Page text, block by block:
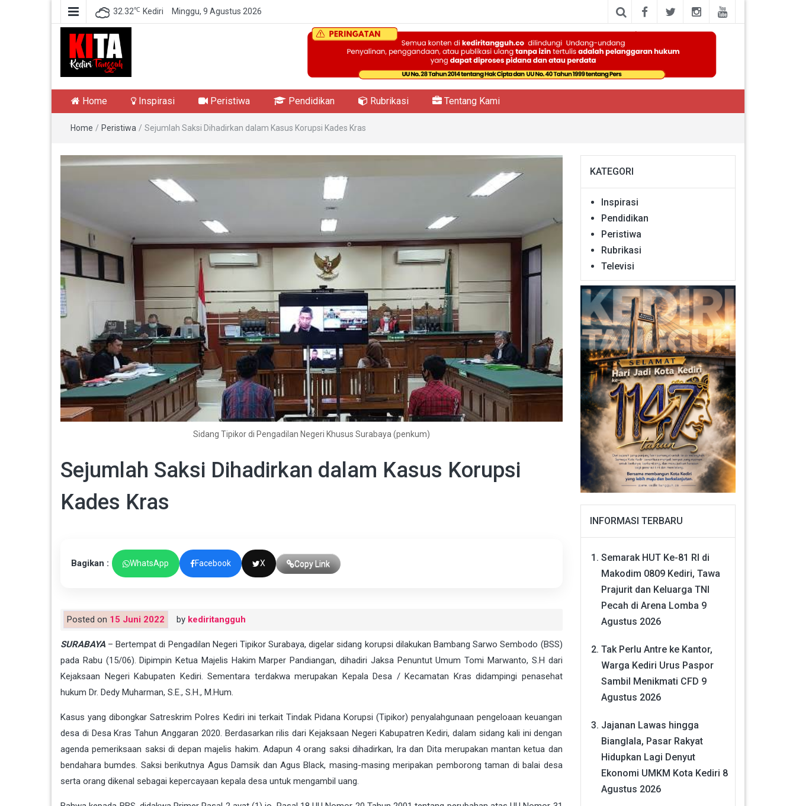
32.32℃ Kediri Minggu, 9 Agustus 2026
Kediri Tangguh
Home Inspirasi Peristiwa Pendidikan Rubrikasi Tentang Kami
Home / Peristiwa / Sejumlah Saksi Dihadirkan dalam Kasus Korupsi Kades Kras
Sidang Tipikor di Pengadilan Negeri Khusus Surabaya (penkum)
Sejumlah Saksi Dihadirkan dalam Kasus Korupsi
Kades Kras
Bagikan : WhatsApp Facebook X Copy Link
Posted on 15 Juni 2022 by kediritangguh
SURABAYA – Bertempat di Pengadilan Negeri Tipikor Surabaya, digelar sidang korupsi dilakukan Bambang Sarwo Sembodo (BSS)
pada Rabu (15/06). Dipimpin Ketua Majelis Hakim Marper Pandiangan, dihadiri Jaksa Penuntut Umum Tomi Marwanto, S.H dari
Kejaksaan Negeri Kabupaten Kediri. Sementara terdakwa merupakan Kepala Desa / Kecamatan Kras didampingi penasehat
hukum Dr. Dedy Muharman, S.E., S.H., M.Hum.
Kasus yang dibongkar Satreskrim Polres Kediri ini terkait Tindak Pidana Korupsi (Tipikor) penyalahgunaan pengeloaan keuangan
desa di Desa Kras Tahun Anggaran 2020. Berdasarkan rilis dari Kejaksaan Negeri Kabupatren Kediri, dalam sidang kali ini dengan
agenda pemeriksaan saksi di depan majelis hakim. Adapun 4 orang saksi dihadirkan, Ira dan Dita merupakan mantan ketua dan
bendahara bumdes. Saksi berikutnya Agus Damsik dan Agus Black, masing-masing meripakan pemborong taman di balai desa
serta orang dikenal sebagai kepercayaan kepala desa untuk mengambil uang.
KATEGORI
Inspirasi
Pendidikan
Peristiwa
Rubrikasi
Televisi
INFORMASI TERBARU
Semarak HUT Ke-81 RI di
Makodim 0809 Kediri, Tawa
Prajurit dan Keluarga TNI
Pecah di Arena Lomba 9
Agustus 2026
Tak Perlu Antre ke Kantor,
Warga Kediri Urus Paspor
Sambil Menikmati CFD 9
Agustus 2026
Jajanan Lawas hingga
Bianglala, Pasar Rakyat
Hidupkan Lagi Denyut
Ekonomi UMKM Kota Kediri 8
Agustus 2026